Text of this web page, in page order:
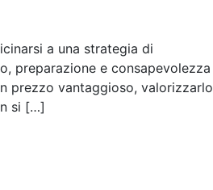
a una strategia di
preparazione e consapevolezza
prezzo vantaggioso, valorizzarlo
si […]